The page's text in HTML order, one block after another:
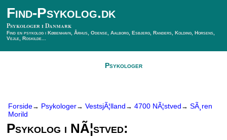
Find-Psykolog.dk
Psykologer i Danmark
Find en psykolog i København, Århus, Odense, Aalborg, Esbjerg, Randers, Kolding, Horsens,
Vejle, Roskilde...
Psykologer
Forside→ Psykologer→ VestsjÃ¦lland → 4700 NÃ¦stved → SÃ¸ren
Morild
Psykolog i NÃ¦stved: